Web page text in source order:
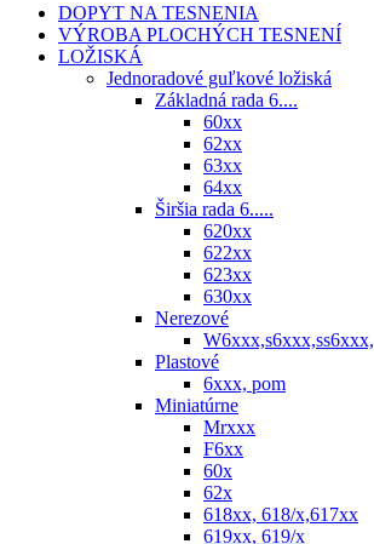
DOPYT NA TESNENIA
VÝROBA PLOCHÝCH TESNENÍ
LOŽISKÁ
Jednoradové guľkové ložiská
Základná rada 6....
60xx
62xx
63xx
64xx
Širšia rada 6.....
620xx
622xx
623xx
630xx
Nerezové
W6xxx,s6xxx,ss6xxx,
Plastové
6xxx, pom
Miniatúrne
Mrxxx
F6xx
60x
62x
618xx, 618/x,617xx
619xx, 619/x